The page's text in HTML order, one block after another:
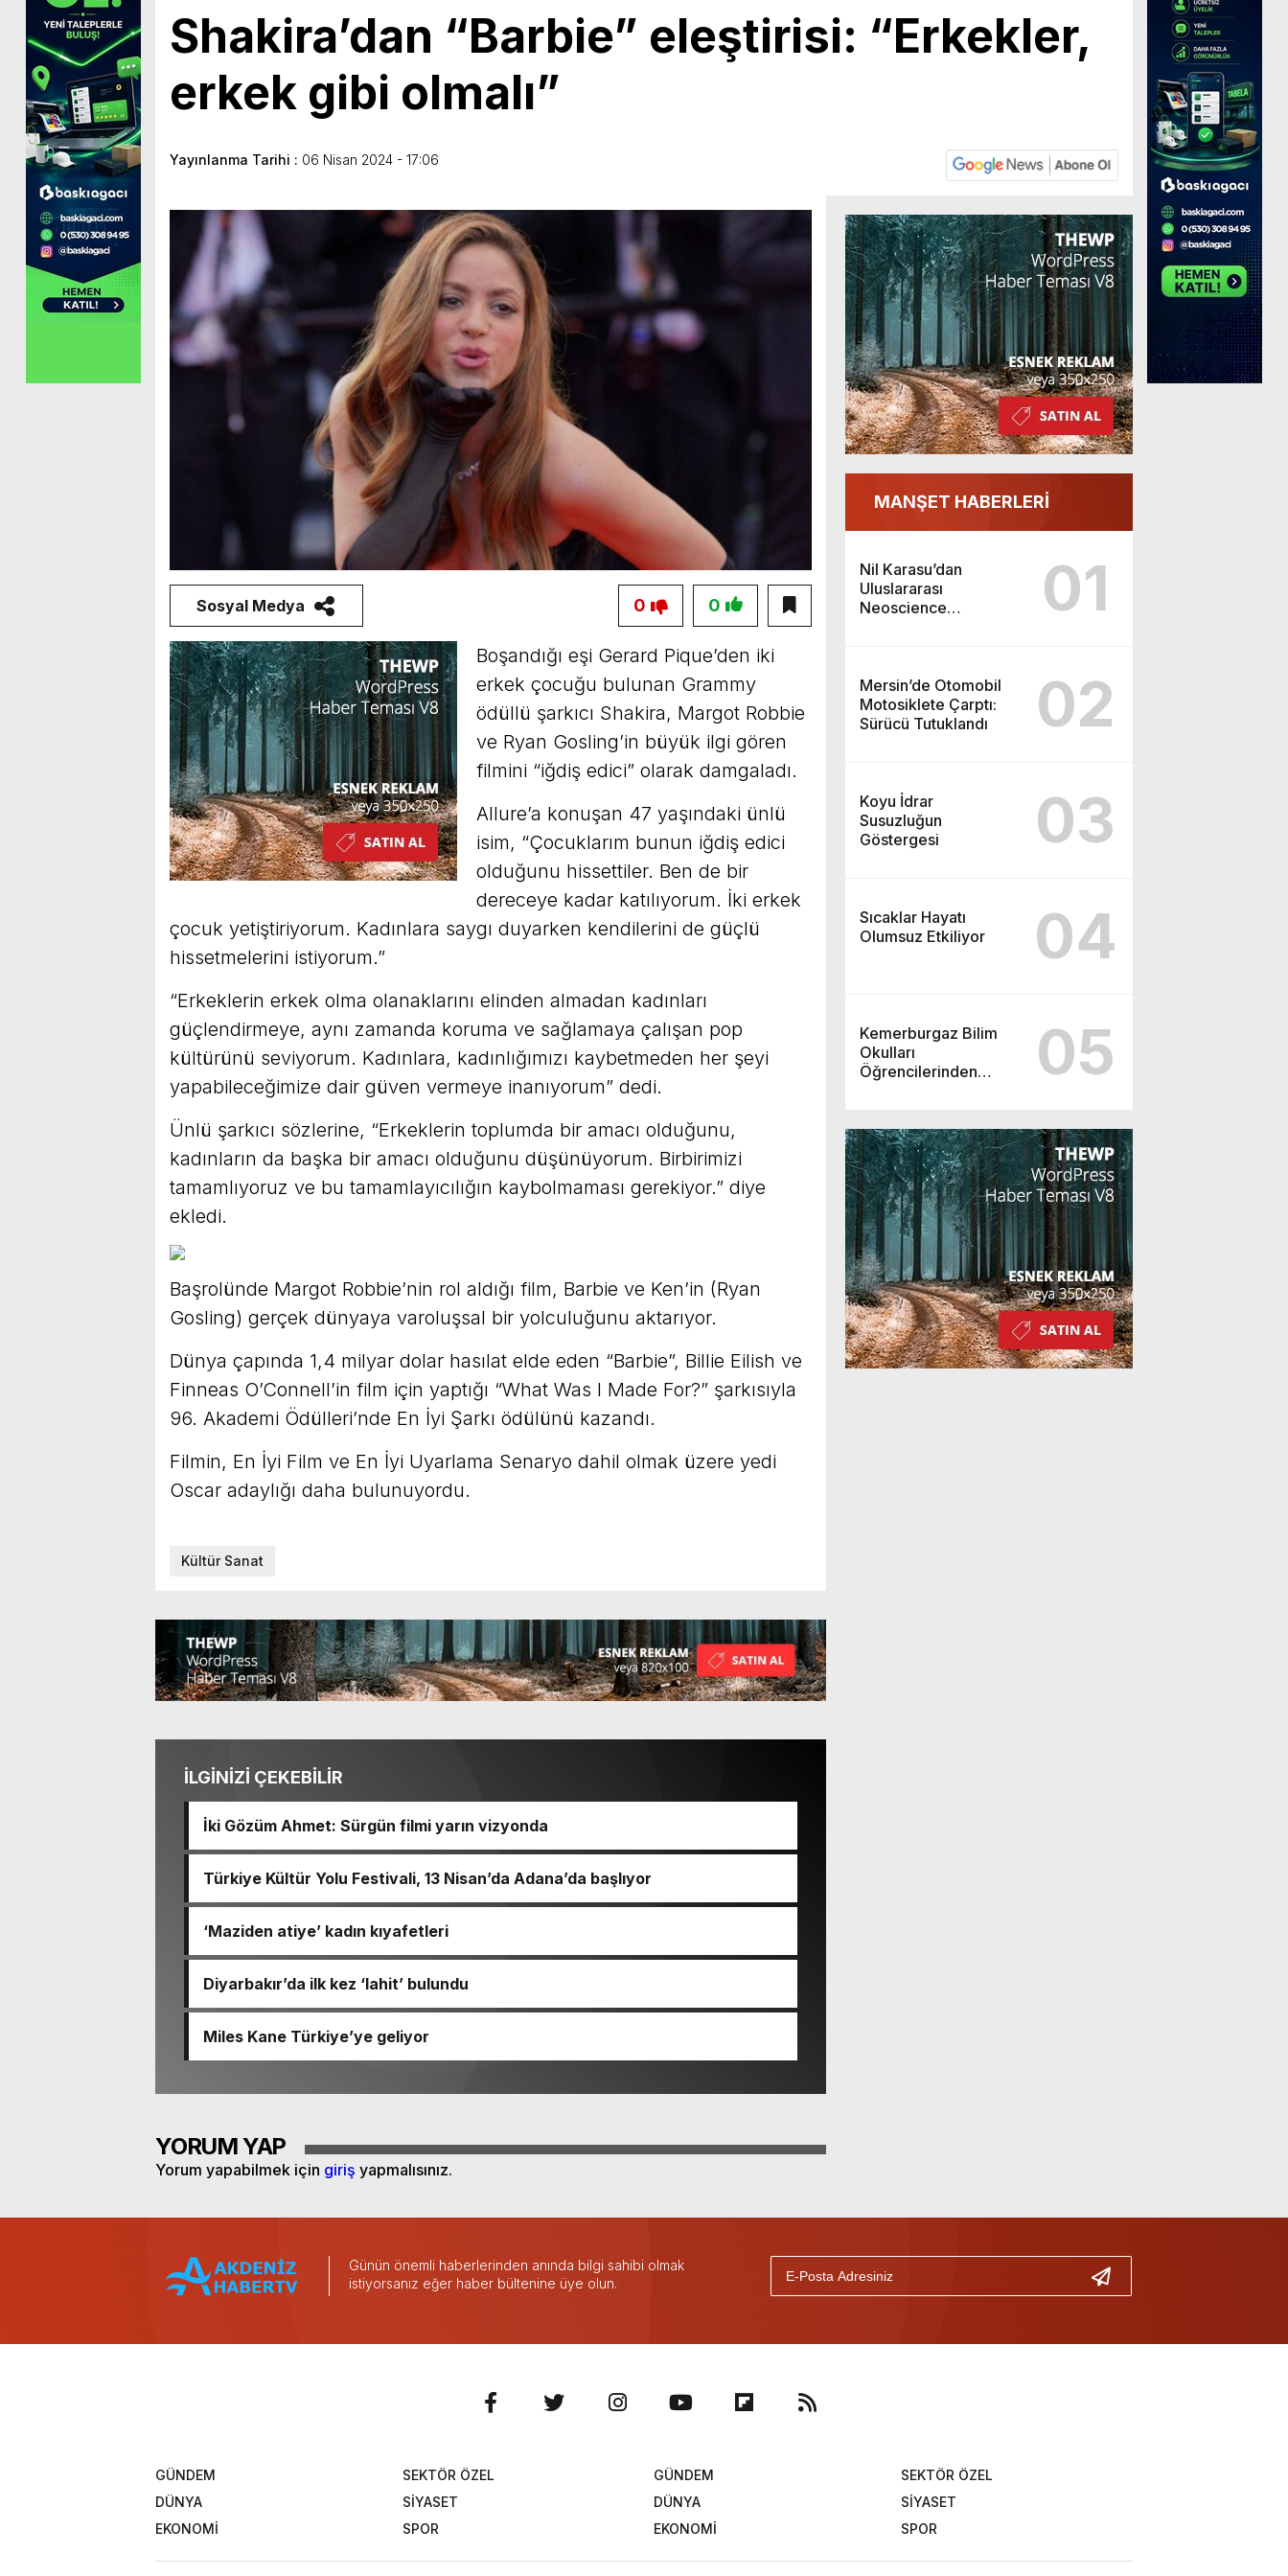
Shakira’dan “Barbie” eleştirisi: “Erkekler,
erkek gibi olmalı”
Yayınlanma Tarihi : 06 Nisan 2024 - 17:06
MANŞET HABERLERİ
Nil Karasu’dan
Uluslararası
Neoscience
01
Mersin’de Otomobil
Motosiklete Çarptı:
Sürücü Tutuklandı
02
Koyu İdrar
Susuzluğun
Göstergesi
03
Sıcaklar Hayatı
Olumsuz Etkiliyor
04
Kemerburgaz Bilim
Okulları
Öğrencilerinden
Kazandı
05
Sosyal Medya 0
0
Boşandığı eşi Gerard Pique’den iki
erkek çocuğu bulunan Grammy
ödüllü şarkıcı Shakira, Margot Robbie
ve Ryan Gosling’in büyük ilgi gören
filmini “iğdiş edici” olarak damgaladı.
Allure’a konuşan 47 yaşındaki ünlü
isim, “Çocuklarım bunun iğdiş edici
olduğunu hissettiler. Ben de bir
dereceye kadar katılıyorum. İki erkek
çocuk yetiştiriyorum. Kadınlara saygı duyarken kendilerini de güçlü
hissetmelerini istiyorum.”
“Erkeklerin erkek olma olanaklarını elinden almadan kadınları
güçlendirmeye, aynı zamanda koruma ve sağlamaya çalışan pop
kültürünü seviyorum. Kadınlara, kadınlığımızı kaybetmeden her şeyi
yapabileceğimize dair güven vermeye inanıyorum” dedi.
Ünlü şarkıcı sözlerine, “Erkeklerin toplumda bir amacı olduğunu,
kadınların da başka bir amacı olduğunu düşünüyorum. Birbirimizi
tamamlıyoruz ve bu tamamlayıcılığın kaybolmaması gerekiyor.” diye
ekledi.
Başrolünde Margot Robbie’nin rol aldığı film, Barbie ve Ken’in (Ryan
Gosling) gerçek dünyaya varoluşsal bir yolculuğunu aktarıyor.
Dünya çapında 1,4 milyar dolar hasılat elde eden “Barbie”, Billie Eilish ve
Finneas O’Connell’in film için yaptığı “What Was I Made For?” şarkısıyla
96. Akademi Ödülleri’nde En İyi Şarkı ödülünü kazandı.
Filmin, En İyi Film ve En İyi Uyarlama Senaryo dahil olmak üzere yedi
Oscar adaylığı daha bulunuyordu.
Kültür Sanat
İLGİNİZİ ÇEKEBİLİR
İki Gözüm Ahmet: Sürgün filmi yarın vizyonda
Türkiye Kültür Yolu Festivali, 13 Nisan’da Adana’da başlıyor
‘Maziden atiye’ kadın kıyafetleri
Diyarbakır’da ilk kez ‘lahit’ bulundu
Miles Kane Türkiye’ye geliyor
YORUM YAP
Yorum yapabilmek için giriş yapmalısınız.
Günün önemli haberlerinden anında bilgi sahibi olmak
istiyorsanız eğer haber bültenine üye olun.
GÜNDEM
SEKTÖR ÖZEL
DÜNYA
SİYASET
EKONOMİ
SPOR
GÜNDEM
SEKTÖR ÖZEL
DÜNYA
SİYASET
EKONOMİ
SPOR